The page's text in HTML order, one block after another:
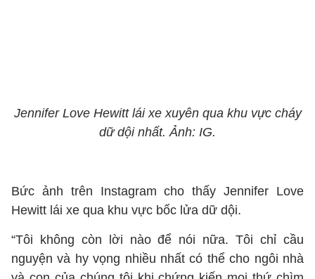
Jennifer Love Hewitt lái xe xuyên qua khu vực cháy
dữ dội nhất. Ảnh: IG.
Bức ảnh trên Instagram cho thấy Jennifer Love
Hewitt lái xe qua khu vực bốc lửa dữ dội.
“Tôi không còn lời nào để nói nữa. Tôi chỉ cầu
nguyện và hy vọng nhiều nhất có thể cho ngôi nhà